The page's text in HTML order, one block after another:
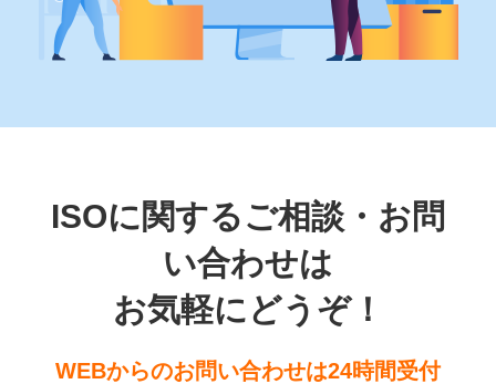
ISOに関するご相談・お問
い合わせは
お気軽にどうぞ！
WEBからのお問い合わせは24時間受付